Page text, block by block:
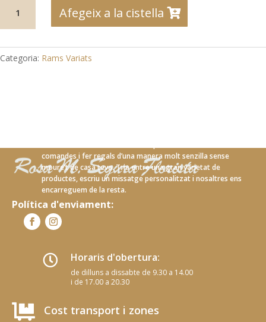
02-
Ram
Afegeix a la cistella
Categoria: Rams Variats
Política d'enviament:
comandes i fer regals d’una manera molt senzilla sense
moure’t de casa teva. Tria entre una gran varietat de
productes, escriu un missatge personalitzat i nosaltres ens
encarreguem de la resta.
 Horaris d'obertura:
de dilluns a dissabte de 9.30 a 14.00
i de 17.00 a 20.30
 Cost transport i zones